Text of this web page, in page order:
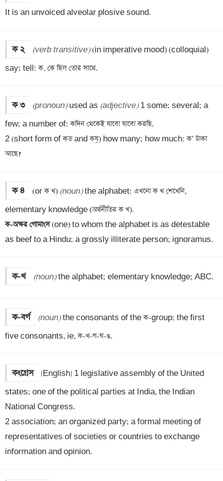
It is an unvoiced alveolar plosive sound.
ক ২ (verb transitive) (in imperative mood) (colloquial)
say; tell: ক, কে ছিল তোর সাথে.
ক ৩ (pronoun) used as (adjective) 1 some; several; a
few; a number of: কদিন থেকেই যাবো যাবো করছি.
2 (short form of কত and কয়) how many; how much: ক’ টাকা
আছে?
ক ৪ (or ক খ) (noun) the alphabet: এখনো ক খ শেখেনি,
ক-অক্ষর গোমাংস (one) to whom the alphabet is as detestable
as beef to a Hindu; a grossly illiterate person; ignoramus.
ক-খ (noun) the alphabet; elementary knowledge; ABC.
ক-বর্গ (noun) the consonants of the ক-group; the first
five consonants, ie, ক-খ-গ-ঘ-ঙ.
কংগ্রেস
[English] 1 legislative assembly of the United
states; one of the political parties at India, the Indian
National Congress.
2 association; an organized party; a formal meeting of
representatives of societies or countries to exchange
information and opinion.